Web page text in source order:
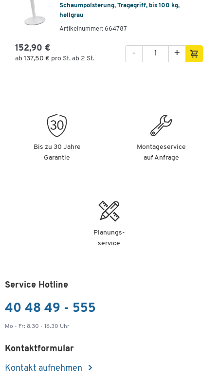
Schaumpolsterung, Tragegriff, bis 100 kg,
hellgrau
Artikelnummer: 664787
152,90 €
ab 137,50 € pro St. ab 2 St.
+
-
Bis zu 30 Jahre
Garantie
Montageservice
auf Anfrage
Planungs-
service
Service Hotline
40 48 49 - 555
Mo - Fr: 8.30 - 16.30 Uhr
Kontaktformular
Kontakt aufnehmen